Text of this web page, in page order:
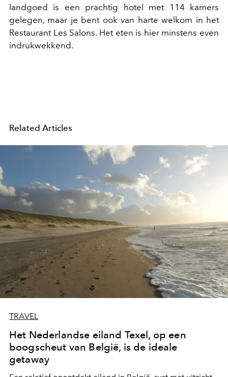
landgoed is een prachtig hotel met 114 kamers
gelegen, maar je bent ook van harte welkom in het
Restaurant Les Salons. Het eten is hier minstens even
indrukwekkend.
Related Articles
TRAVEL
Het Nederlandse eiland Texel, op een
boogscheut van België, is de ideale
getaway